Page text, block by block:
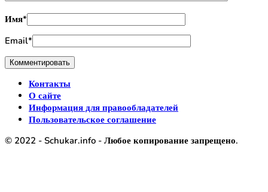
Имя*
Email*
Контакты
О сайте
Информация для правообладателей
Пользовательское соглашение
© 2022 - Schukar.info - Любое копирование запрещено.